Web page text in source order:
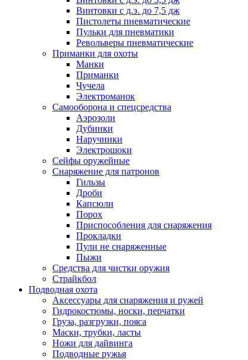
Винтовки с д.э. до 7,5 дж
Пистолеты пневматические
Пульки для пневматики
Револьверы пневматические
Приманки для охоты
Манки
Приманки
Чучела
Электроманок
Самооборона и спецсредства
Аэрозоли
Дубинки
Наручники
Электрошоки
Сейфы оружейные
Снаряжение для патронов
Гильзы
Дроби
Капсюли
Порох
Приспособления для снаряжения
Прокладки
Пули не снаряженные
Пыжи
Средства для чистки оружия
Страйкбол
Подводная охота
Аксессуары для снаряжения и ружей
Гидрокостюмы, носки, перчатки
Груза, разгрузки, пояса
Маски, трубки, ласты
Ножи для дайвинга
Подводные ружья